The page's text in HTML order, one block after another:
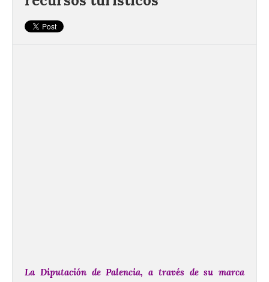
La Diputación de Palencia, a través de su marca